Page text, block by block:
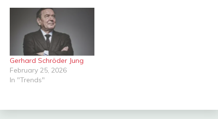
Gerhard Schröder Jung
February 25, 2026
In "Trends"